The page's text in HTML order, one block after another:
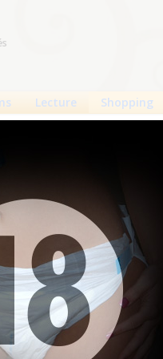
Lecture Shopping
: Premia Slip
"Excellent
tampon. Muni de
adhésifs repositionnables.